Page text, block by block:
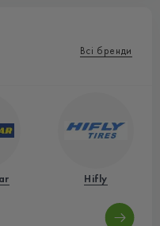
Всі бренди
Hifly